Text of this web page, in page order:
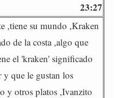
23:27
,tiene su mundo ,Kraken
de la costa ,algo que
el 'kraken' significado
y que le gustan los
y otros platos ,Ivanzito